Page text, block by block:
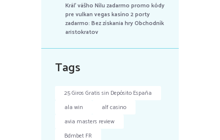
Kráľ vášho Nílu zadarmo promo kódy
pre vulkan vegas kasíno 2 porty
zadarmo: Bez získania hry Obchodník
aristokratov
Tags
25 Giros Gratis sin Depósito España
ala win
alf casino
avia masters review
Bdmbet FR